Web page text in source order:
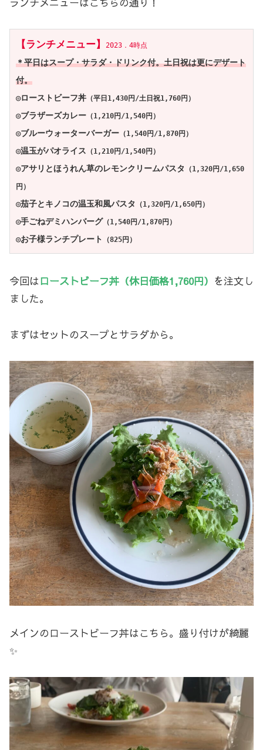
【ランチメニュー】 2023．4時点
＊平日はスープ・サラダ・ドリンク付。土日祝は更にデザート
付。
◎ローストビーフ丼 （平日1,430円/土日祝1,760円）
◎ブラザーズカレー （1,210円/1,540円）
◎ブルーウォーターバーガー （1,540円/1,870円）
◎温玉がパオライス （1,210円/1,540円）
◎アサリとほうれん草のレモンクリームパスタ （1,320円/1,650
円）
◎茄子とキノコの温玉和風パスタ （1,320円/1,650円）
◎手ごねデミハンバーグ （1,540円/1,870円）
◎お子様ランチプレート （825円）
今回はローストビーフ丼（休日価格1,760円） を注文し
ました。
まずはセットのスープとサラダから。
メインのローストビーフ丼はこちら。盛り付けが綺麗
✨